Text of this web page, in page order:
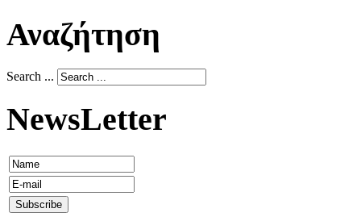
Αναζήτηση
Search ...
NewsLetter